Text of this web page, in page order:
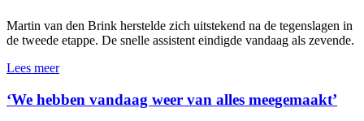
Martin van den Brink herstelde zich uitstekend na de tegenslagen in
de tweede etappe. De snelle assistent eindigde vandaag als zevende.
Lees meer
‘We hebben vandaag weer van alles meegemaakt’